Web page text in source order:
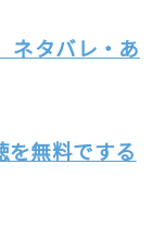
ネタバレ・あ
無料でする